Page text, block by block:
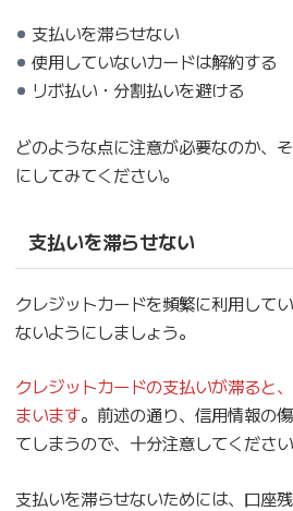
支払いを滞らせない
使用していないカードは解約する
リボ払い・分割払いを避ける
どのような点に注意が必要なのか、
にしてみてください。
支払いを滞らせない
クレジットカードを頻繁に利用して
ないようにしましょう。
クレジットカードの支払いが滞ると
まいます。前述の通り、信用情報の
てしまうので、十分注意してください
支払いを滞らせないためには、口座